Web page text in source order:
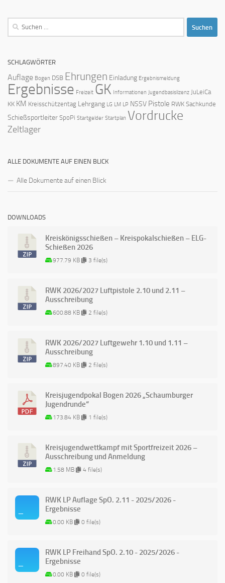
Suchen
SCHLAGWÖRTER
Auflage Bogen DSB Ehrungen Einladung Ergebnismeldung
Ergebnisse Freizeit GK Informationen Jugendbasislizenz JuLeiCa
KK KM Kreisschützentag Lehrgang LG LM LP NSSV Pistole RWK Sachkunde
Schießsportleiter SpoPi Startgelder Startplan Vordrucke
Zeltlager
ALLE DOKUMENTE AUF EINEN BLICK
Alle Dokumente auf einen Blick
DOWNLOADS
Kreiskönigsschießen – Kreispokalschießen – ELG-
Schießen 2026
977.79 KB 3 file(s)
RWK 2026/2027 Luftpistole 2.10 und 2.11 –
Ausschreibung
600.88 KB 2 file(s)
RWK 2026/2027 Luftgewehr 1.10 und 1.11 –
Ausschreibung
897.40 KB 2 file(s)
Kreisjugendpokal Bogen 2026 „Schaumburger
Jugendrunde“
173.84 KB 1 file(s)
Kreisjugendwettkampf mit Sportfreizeit 2026 –
Ausschreibung und Anmeldung
1.58 MB 4 file(s)
RWK LP Auflage SpO. 2.11 - 2025/2026 -
Ergebnisse
0.00 KB 0 file(s)
RWK LP Freihand SpO. 2.10 - 2025/2026 -
Ergebnisse
0.00 KB 0 file(s)